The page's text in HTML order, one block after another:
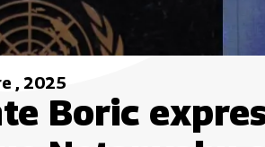
, 2025
Boric